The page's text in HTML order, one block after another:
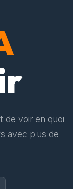
de voir en quoi
avec plus de